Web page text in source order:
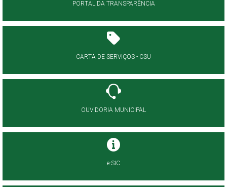
PORTAL DA TRANSPARÊNCIA
CARTA DE SERVIÇOS - CSU
OUVIDORIA MUNICIPAL
e-SIC